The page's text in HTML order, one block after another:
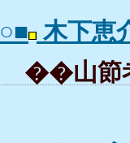
○■ 木下恵
��山節